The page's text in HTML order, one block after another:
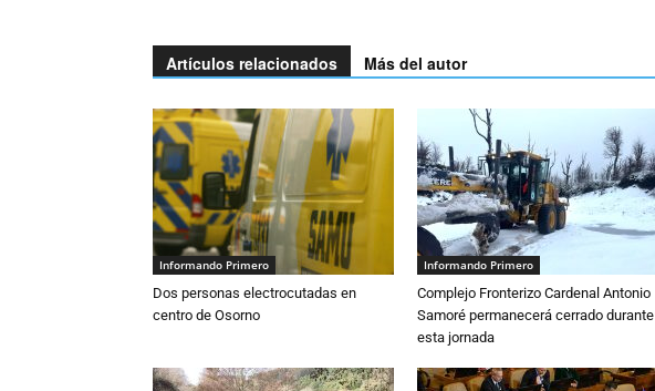
Artículos relacionados Más del autor
Informando Primero
Dos personas electrocutadas en
centro de Osorno
Informando Primero
Complejo Fronterizo Cardenal Antonio
Samoré permanecerá cerrado durante
esta jornada